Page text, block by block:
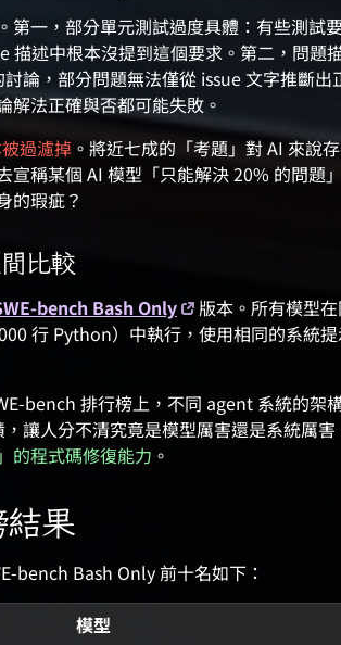
第一，部分單元測試過度具體：有些測試
描述中根本沒提到這個要求。第二，問題
論，部分問題無法僅從 issue 文字推斷出
解法正確與否都可能失敗。
過濾掉 。將近七成的「考題」對 AI 來說
宣稱某個 AI 模型「只能解決 20% 的問題
的瑕疵？
比較
bench Bash Only
版本。所有模型
行 Python）中執行，使用相同的系統
bench 排行榜上，不同 agent 系統的
人分不清究竟是模型厲害還是系統厲害
的程式碼修復能力 。
果
bench Bash Only 前十名如下：
模型